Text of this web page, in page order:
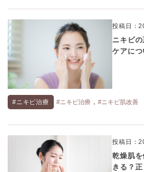
投稿日：
ニキビ
ケアに
#ニキビ治療 #ニキビ治療 , #ニキビ肌改善
投稿日：
乾燥肌
きる？